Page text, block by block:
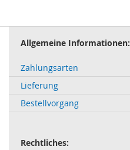
Allgemeine Informationen:
Zahlungsarten
Lieferung
Bestellvorgang
Rechtliches: